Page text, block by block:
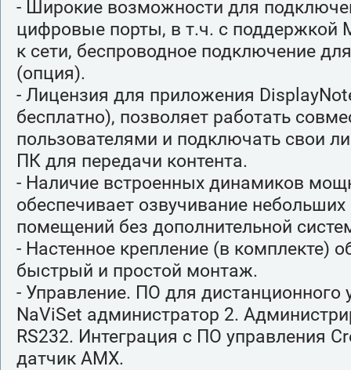
- Широкие возможности для
цифровые порты, в т.ч. с поддержкой
к сети, беспроводное подключение
(опция).
- Лицензия для приложения
бесплатно), позволяет работать
пользователями и подключать свои
ПК для передачи контента.
- Наличие встроенных динамиков
обеспечивает озвучивание
помещений без дополнительной
- Настенное крепление (в комплекте)
быстрый и простой монтаж.
- Управление. ПО для дистанционного
NaViSet администратор 2.
RS232. Интеграция с ПО управления
датчик AMX.